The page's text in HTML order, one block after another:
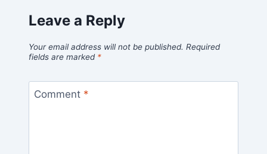
Leave a Reply
Your email address will not be published. Required
fields are marked *
Comment *